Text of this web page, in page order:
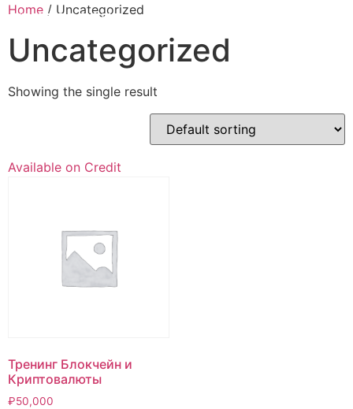
Home / Uncategorized
Uncategorized
Showing the single result
Available on Credit
Тренинг Блокчейн и
Криптовалюты
₽50,000